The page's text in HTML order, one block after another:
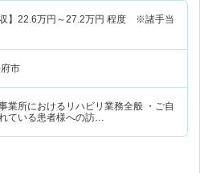
】 22.6万円～27.2万円 程度 ※諸手当
市
業所におけるリハビリ業務全般 ・ご自
ている患者様への訪…